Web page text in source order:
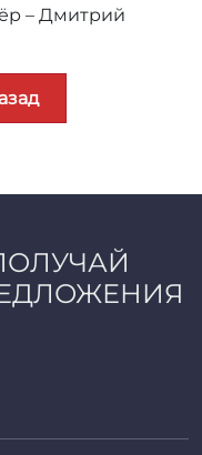
– Дмитрий